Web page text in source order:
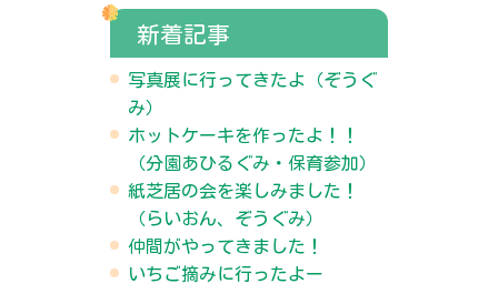
新着記事
写真展に行ってきたよ（ぞうぐ
み）
ホットケーキを作ったよ！！
（分園あひるぐみ・保育参加）
紙芝居の会を楽しみました！
（らいおん、ぞうぐみ）
仲間がやってきました！
いちご摘みに行ったよー